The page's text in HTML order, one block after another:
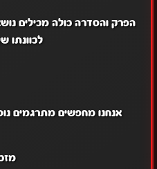
הפרק והסדרה כולה מכילים
לכוונתו
אנחנו מחפשים מתרגמים